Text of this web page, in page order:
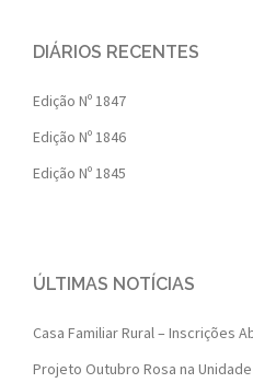
DIÁRIOS RECENTES
Edição Nº 1847
Edição Nº 1846
Edição Nº 1845
ÚLTIMAS NOTÍCIAS
Casa Familiar Rural – Inscrições
Projeto Outubro Rosa na